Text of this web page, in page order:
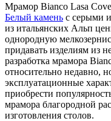
Мрамор Bianco Lasa
Белый камень с серыми
из итальянских Альп
однородную
придавать изделиям из
разработка мрамора
относительно недавно,
эксплуатационные
приобрести
мрамора благородной
изготовления столов.